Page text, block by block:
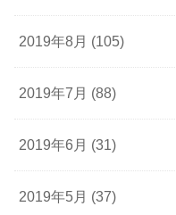
2019年8月 (105)
2019年7月 (88)
2019年6月 (31)
2019年5月 (37)